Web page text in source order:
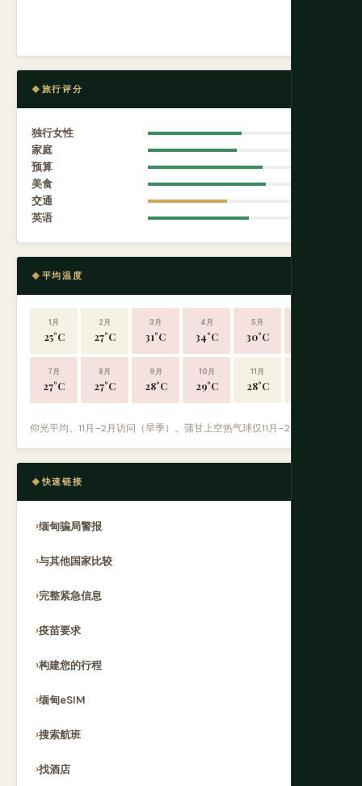
旅行评分
独行女性
家庭
预算
美食
交通
英语
平均温度
1月
25°C
2月
27°C
3月
31°C
4月
34°C
5月
30°C
7月
27°C
8月
27°C
9月
28°C
10月
29°C
11月
28°C
仰光平均。11月–2月访问（旱季）。蒲甘上空热气球仅11月–2月运营。
快速链接
缅甸骗局警报
与其他国家比较
完整紧急信息
疫苗要求
构建您的行程
缅甸eSIM
搜索航班
找酒店